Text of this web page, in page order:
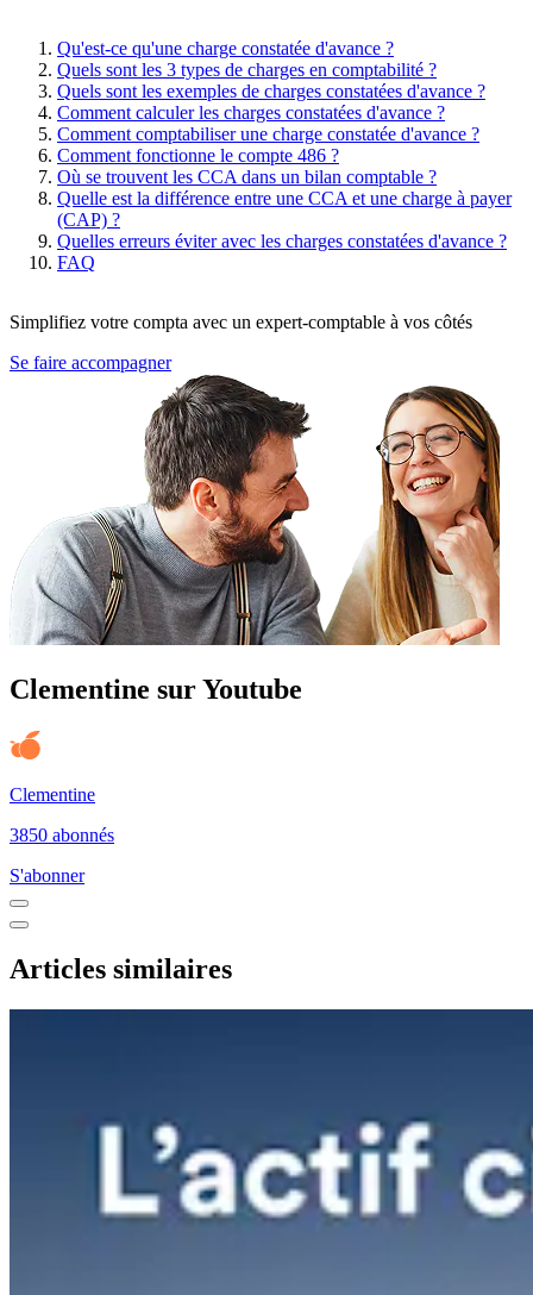
Qu'est-ce qu'une charge constatée d'avance ?
Quels sont les 3 types de charges en comptabilité ?
Quels sont les exemples de charges constatées d'avance ?
Comment calculer les charges constatées d'avance ?
Comment comptabiliser une charge constatée d'avance ?
Comment fonctionne le compte 486 ?
Où se trouvent les CCA dans un bilan comptable ?
Quelle est la différence entre une CCA et une charge à payer
(CAP) ?
Quelles erreurs éviter avec les charges constatées d'avance ?
FAQ
Simplifiez votre compta avec un expert-comptable à vos côtés
Se faire accompagner
Clementine sur Youtube
Clementine
3850 abonnés
S'abonner
Articles similaires